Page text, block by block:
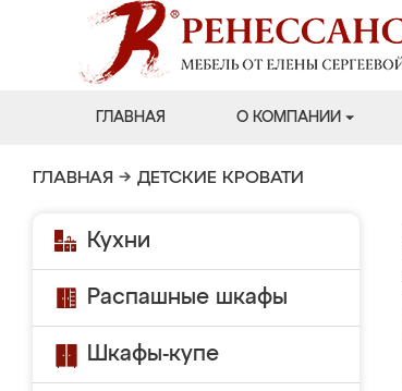
ГЛАВНАЯ О КОМПАНИИ
ГЛАВНАЯ → ДЕТСКИЕ КРОВАТИ
Кухни
Распашные шкафы
Шкафы-купе